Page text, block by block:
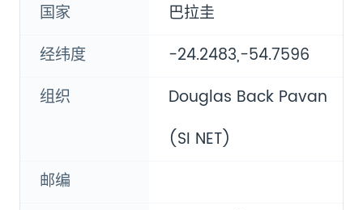
国家
巴拉圭
经纬度
-24.2483,-54.7596
组织
Douglas Back Pavan
(SI NET)
邮编